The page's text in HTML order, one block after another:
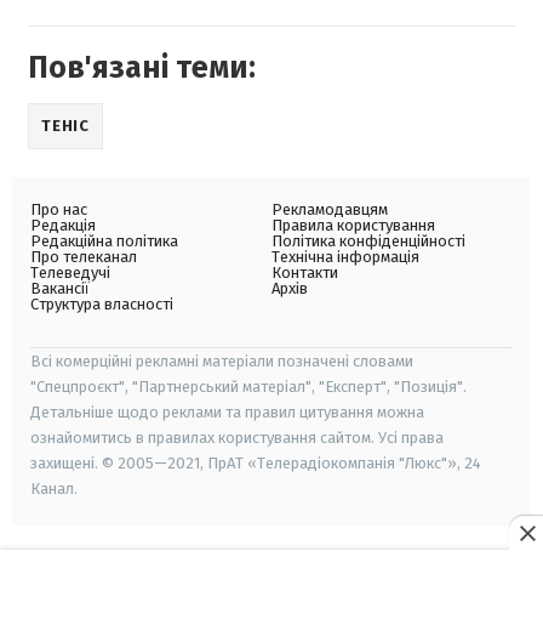
Пов'язані теми:
ТЕНІС
Про нас
Редакція
Редакційна політика
Про телеканал
Телеведучі
Вакансії
Структура власності
Рекламодавцям
Правила користування
Політика конфіденційності
Технічна інформація
Контакти
Архів
Всі комерційні рекламні матеріали позначені словами
"Спецпроєкт", "Партнерський матеріал", "Експерт", "Позиція".
Детальніше щодо реклами та правил цитування можна
ознайомитись в правилах користування сайтом. Усі права
захищені. © 2005—2021, ПрАТ «Телерадіокомпанія "Люкс"», 24
Канал.